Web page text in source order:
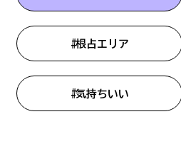
#根占エリア
#気持ちいい